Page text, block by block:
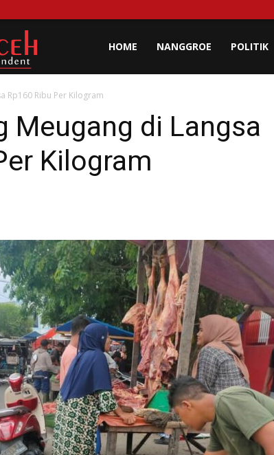
Aceh
HOME NANGGROE POLITIK
Rp160 Ribu Per Kilogram
Meugang di Langsa
Kilogram